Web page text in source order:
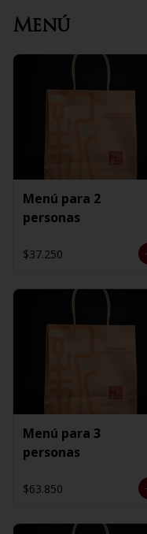
Menú
Menú para 2
personas
$37.250
Menú para 3
personas
$63.850